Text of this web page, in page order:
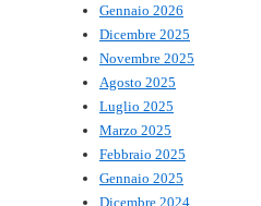
Gennaio 2026
Dicembre 2025
Novembre 2025
Agosto 2025
Luglio 2025
Marzo 2025
Febbraio 2025
Gennaio 2025
Dicembre 2024